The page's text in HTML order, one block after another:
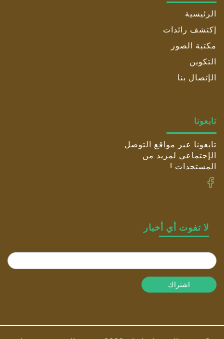
الرئيسية
إكتشف رائدات
مكتبة الصور
التكوين
الإتصال بنا
تابعونا
تابعونا عبر مواقع التوصل
الإجتماعي لمزيد من
المستجدات !
لا تفوت أي أخبار
اشتراك